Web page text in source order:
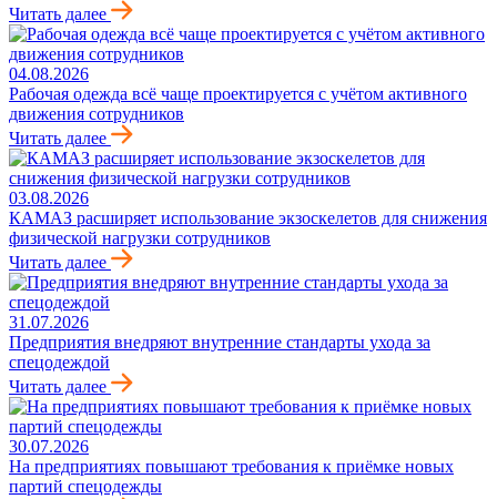
Читать далее
04.08.2026
Рабочая одежда всё чаще проектируется с учётом активного
движения сотрудников
Читать далее
03.08.2026
КАМАЗ расширяет использование экзоскелетов для снижения
физической нагрузки сотрудников
Читать далее
31.07.2026
Предприятия внедряют внутренние стандарты ухода за
спецодеждой
Читать далее
30.07.2026
На предприятиях повышают требования к приёмке новых
партий спецодежды